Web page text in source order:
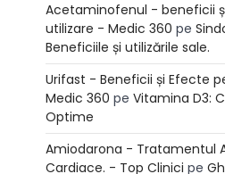
Acetaminofenul - beneficii
utilizare - Medic 360 pe
Beneficiile și utilizările sale.
Urifast - Beneficii și Efecte
Medic 360 pe Vitamina D3:
Optime
Amiodarona - Tratamentul
Cardiace. - Top Clinici pe